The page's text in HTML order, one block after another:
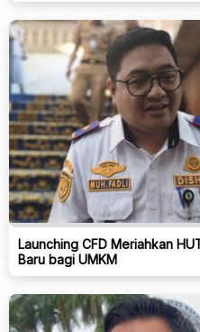
Launching CFD Meriahkan
Baru bagi UMKM